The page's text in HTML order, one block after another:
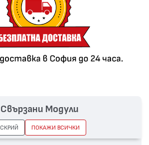
Свързани Модули
СКРИЙ ПОКАЖИ ВСИЧКИ